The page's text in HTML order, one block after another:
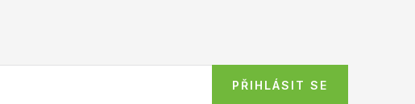
PŘIHLÁSIT SE